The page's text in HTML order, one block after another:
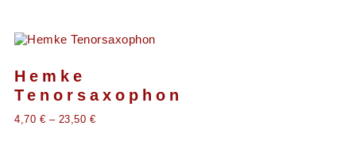
Hemke
Tenorsaxophon
4,70 € – 23,50 €